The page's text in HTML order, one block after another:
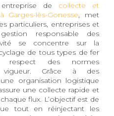
de collecte et
lès-Gonesse, met
particuliers, entreprises et
responsable des
se concentre sur la
de tous types de fer
des normes
vigueur. Grâce à des
organisation logistique
une collecte rapide et
flux. L’objectif est de
tout en réinjectant les